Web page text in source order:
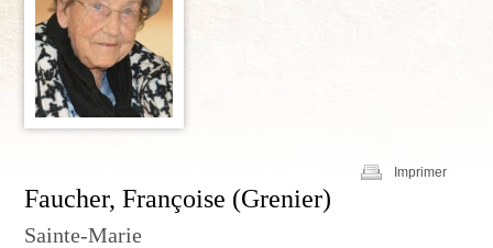
Imprimer
Faucher, Françoise (Grenier)
Sainte-Marie